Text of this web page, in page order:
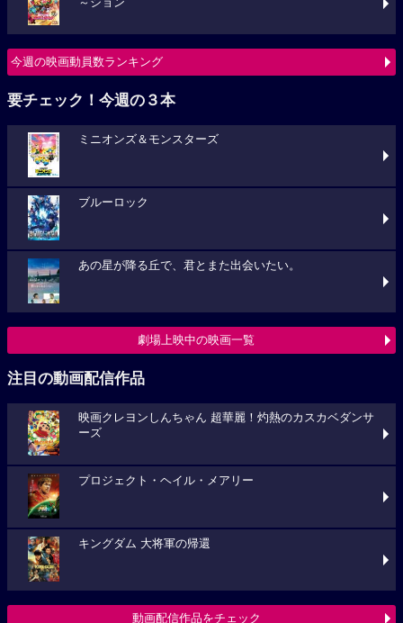
今週の映画動員数ランキング
要チェック！今週の３本
ミニオンズ＆モンスターズ
ブルーロック
あの星が降る丘で、君とまた出会いたい。
劇場上映中の映画一覧
注目の動画配信作品
映画クレヨンしんちゃん 超華麗！灼熱のカスカベダンサ
ーズ
プロジェクト・ヘイル・メアリー
キングダム 大将軍の帰還
動画配信作品をチェック